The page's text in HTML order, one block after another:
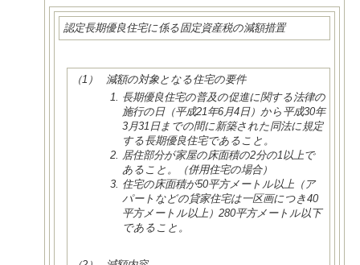
認定長期優良住宅に係る固定資産税の減額措置
（1）
減額の対象となる住宅の要件
長期優良住宅の普及の促進に関する法律の
施行の日（平成21年6月4日）から平成30年
3月31日までの間に新築された同法に規定
する長期優良住宅であること。
居住部分が家屋の床面積の2分の1以上で
あること。（併用住宅の場合）
住宅の床面積が50平方メートル以上（ア
パートなどの貸家住宅は一区画につき40
平方メートル以上）280平方メートル以下
であること。